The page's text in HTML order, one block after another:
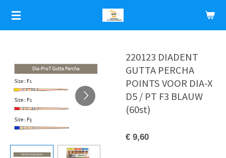
Ga
direct
naar
220123 DIADENT
GUTTA PERCHA
POINTS VOOR DIA-X
D5 / PT F3 BLAUW
(60st)
€ 9,60